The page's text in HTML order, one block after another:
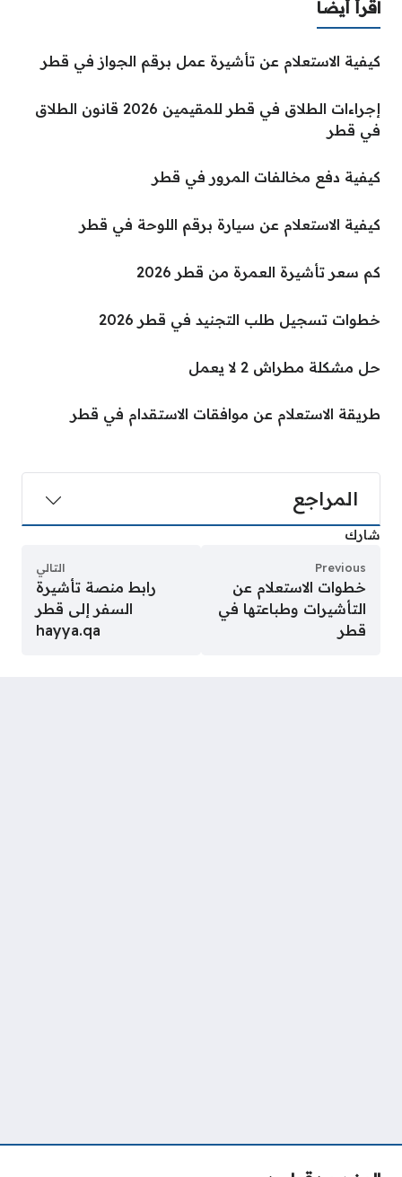
اقرأ أيضا
كيفية الاستعلام عن تأشيرة عمل برقم الجواز في قطر
إجراءات الطلاق في قطر للمقيمين 2026 قانون الطلاق
في قطر
كيفية دفع مخالفات المرور في قطر
كيفية الاستعلام عن سيارة برقم اللوحة في قطر
كم سعر تأشيرة العمرة من قطر 2026
خطوات تسجيل طلب التجنيد في قطر 2026
حل مشكلة مطراش 2 لا يعمل
طريقة الاستعلام عن موافقات الاستقدام في قطر
المراجع
شارك
Previous
خطوات الاستعلام عن
التأشيرات وطباعتها في
قطر
التالي
رابط منصة تأشيرة
السفر إلى قطر
hayya.qa